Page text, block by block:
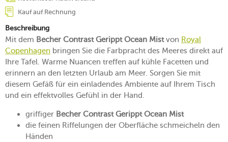
Kauf auf Rechnung
Beschreibung
Mit dem Becher Contrast Gerippt Ocean Mistvon Royal
Copenhagen bringen Sie die Farbpracht des Meeres direkt auf
Ihre Tafel. Warme Nuancen treffen auf kühle Facetten und
erinnern an den letzten Urlaub am Meer. Sorgen Sie mit
diesem Gefäß für ein einladendes Ambiente auf Ihrem Tisch
und ein effektvolles Gefühl in der Hand.
griffiger Becher Contrast Gerippt Ocean Mist
die feinen Riffelungen der Oberfläche schmeicheln den
Händen